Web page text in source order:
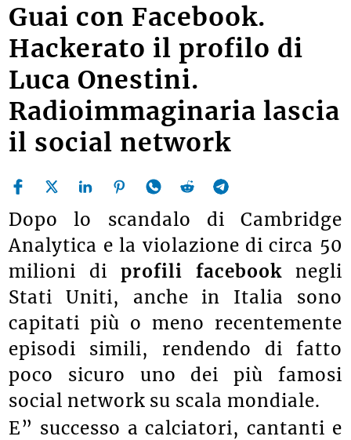
Guai con Facebook.
Hackerato il profilo di
Luca Onestini.
Radioimmaginaria lascia
il social network
Dopo lo scandalo di Cambridge
Analytica e la violazione di circa 50
milioni di profili facebooknegli
Stati Uniti, anche in Italia sono
capitati più o meno recentemente
episodi simili, rendendo di fatto
poco sicuro uno dei più famosi
social network su scala mondiale.
E” successo a calciatori, cantanti e